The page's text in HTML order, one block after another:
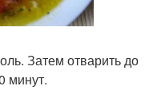
Затем отварить до
минут.